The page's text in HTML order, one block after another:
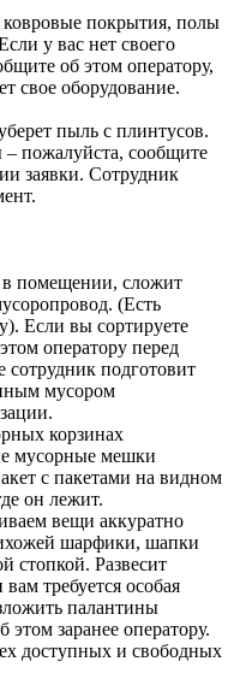
покрытия, полы
у вас нет своего
об этом оператору,
свое оборудование.
пыль с плинтусов.
пожалуйста, сообщите
заявки. Сотрудник
в помещении, сложит
(Есть
Если вы сортируете
оператору перед
сотрудник подготовит
мусором
корзинах
мусорные мешки
с пакетами на видном
он лежит.
вещи аккуратно
шарфики, шапки
стопкой. Развесит
требуется особая
палантины
заранее оператору.
доступных и свободных